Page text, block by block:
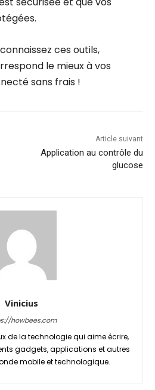
ces outils,
le mieux à vos
sans frais !
Article suivant
Application au contrôle du
glucose
Vinicius
howbees.com
de la technologie qui aime écrire,
gadgets, applications et autres
mobile et technologique.